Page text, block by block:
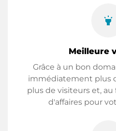
highlight
Meilleure
Grâce à un bon
immédiatement plus
plus de visiteurs et,
d'affaires pour